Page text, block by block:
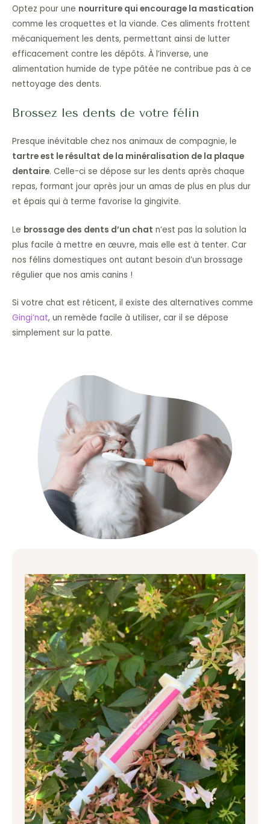
Optez pour une nourriture qui encourage la mastication
comme les croquettes et la viande. Ces aliments frottent
mécaniquement les dents, permettant ainsi de lutter
efficacement contre les dépôts. À l’inverse, une
alimentation humide de type pâtée ne contribue pas à ce
nettoyage des dents.
Brossez les dents de votre félin
Presque inévitable chez nos animaux de compagnie, le
tartre est le résultat de la minéralisation de la plaque
dentaire. Celle-ci se dépose sur les dents après chaque
repas, formant jour après jour un amas de plus en plus dur
et épais qui à terme favorise la gingivite.
Le brossage des dents d’un chat n’est pas la solution la
plus facile à mettre en œuvre, mais elle est à tenter. Car
nos félins domestiques ont autant besoin d’un brossage
régulier que nos amis canins !
Si votre chat est réticent, il existe des alternatives comme
Gingi’nat, un remède facile à utiliser, car il se dépose
simplement sur la patte.